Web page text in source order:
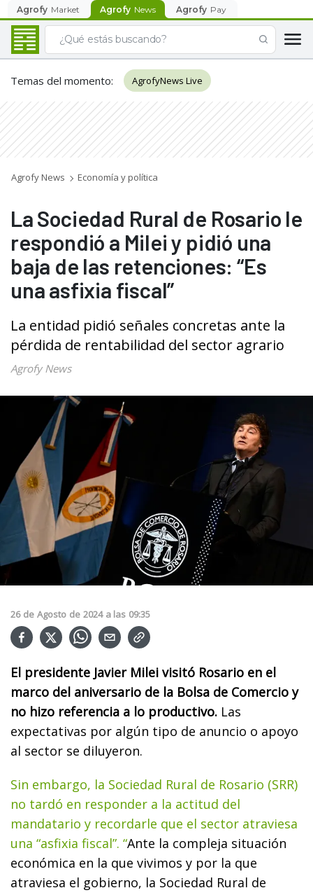
Agrofy Market Agrofy News Agrofy Pay
Temas del momento: AgrofyNews Live
Agrofy News Economía y política
La Sociedad Rural de Rosario le
respondió a Milei y pidió una
baja de las retenciones: “Es
una asfixia fiscal”
La entidad pidió señales concretas ante la
pérdida de rentabilidad del sector agrario
Agrofy News
26 de Agosto de 2024 a las 09:35
El presidente Javier Milei visitó Rosario en el
marco del aniversario de la Bolsa de Comercio y
no hizo referencia a lo productivo. Las
expectativas por algún tipo de anuncio o apoyo
al sector se diluyeron.
Sin embargo, la Sociedad Rural de Rosario (SRR)
no tardó en responder a la actitud del
mandatario y recordarle que el sector atraviesa
una “asfixia fiscal”. “Ante la compleja situación
económica en la que vivimos y por la que
atraviesa el gobierno, la Sociedad Rural de